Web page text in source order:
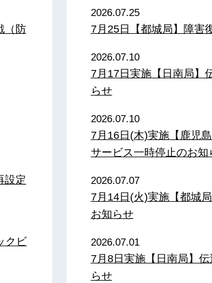
（防
設定
クビ
2026.07.25
7月25日【都城局】障害
2026.07.10
7月17日実施【日南局】
らせ
2026.07.10
7月16日(木)実施【鹿児
サービス一時停止のお知
2026.07.07
7月14日(火)実施【都城
お知らせ
2026.07.01
7月8日実施【日南局】
らせ